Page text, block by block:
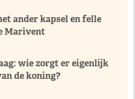
ander kapsel en felle
Marivent
wie zorgt er eigenlijk
de koning?